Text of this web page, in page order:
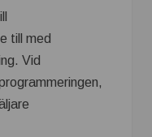
till med
Vid